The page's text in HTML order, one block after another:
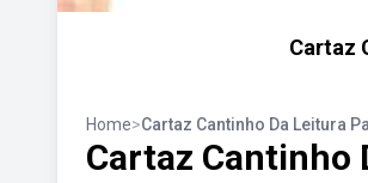
Cartaz
Home>Cartaz Cantinho Da Leitura
Cartaz Cantinho